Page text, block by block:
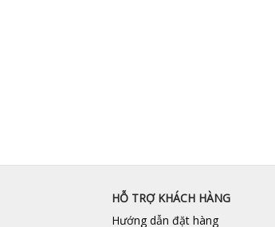
HỖ TRỢ KHÁCH HÀNG
Hướng dẫn đặt hàng